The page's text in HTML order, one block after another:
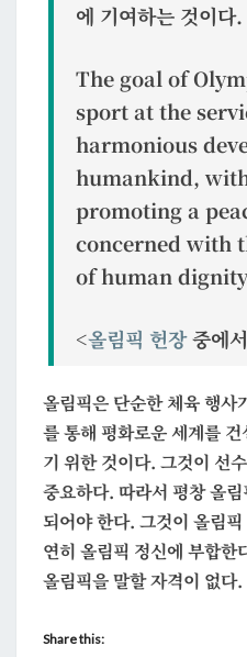
에 기여하는 것이다.
The goal of
sport at the
harmonious
humankind,
promoting a
concerned with
of human
<올림픽 헌장중에
올림픽은 단순한 체육 행사
를 통해 평화로운 세계를
기 위한 것이다. 그것이 선
중요하다. 따라서 평창 올
되어야 한다. 그것이 올림
연히 올림픽 정신에 부합한
올림픽을 말할 자격이 없다.
Share this: